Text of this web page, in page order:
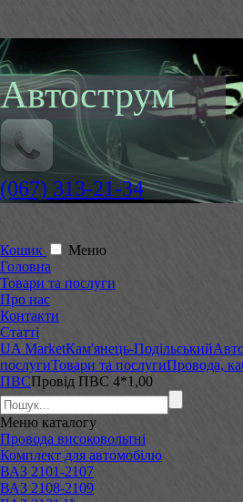
Автострум
(067) 313-21-34
Кошик
Меню
Головна
Товари та послуги
Про нас
Контакти
Статті
UA MarketКам'янець-Подільський
послугиТовари та послугиПровода,
ПВСПровід ПВС 4*1,00
Меню каталогу
Провода високовольтні
Комплект для автомобілю
ВАЗ 2101-2107
ВАЗ 2108-2109